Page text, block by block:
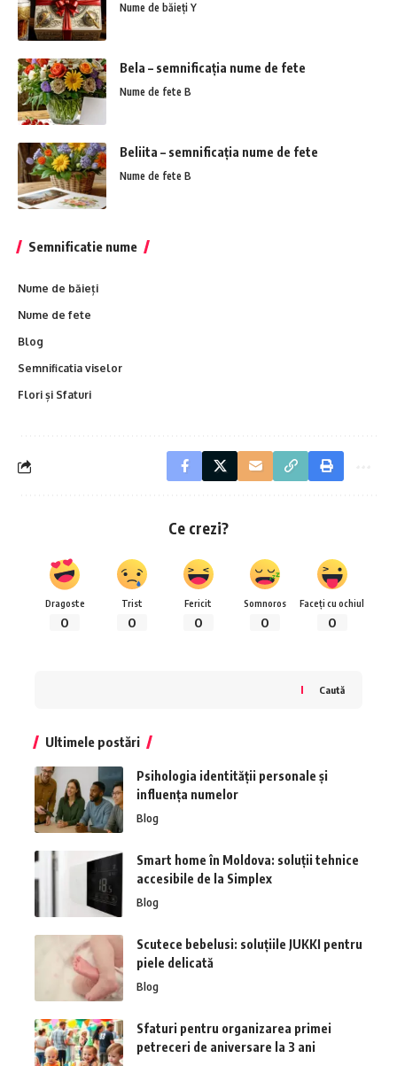
Nume de băieți Y
Bela – semnificația nume de fete
Nume de fete B
Beliita – semnificația nume de fete
Nume de fete B
Semnificatie nume
Nume de băieți
Nume de fete
Blog
Semnificatia viselor
Flori și Sfaturi
Ce crezi?
Dragoste
0
Trist
0
Fericit
0
Somnoros
0
Faceți cu ochiul
0
Caută
Ultimele postări
Psihologia identității personale și
influența numelor
Blog
Smart home în Moldova: soluții tehnice
accesibile de la Simplex
Blog
Scutece bebelusi: soluțiile JUKKI pentru
piele delicată
Blog
Sfaturi pentru organizarea primei
petreceri de aniversare la 3 ani